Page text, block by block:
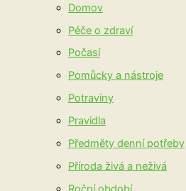
Domov
Péče o zdraví
Počasí
Pomůcky a nástroje
Potraviny
Pravidla
Předměty denní potřeby
Příroda živá a neživá